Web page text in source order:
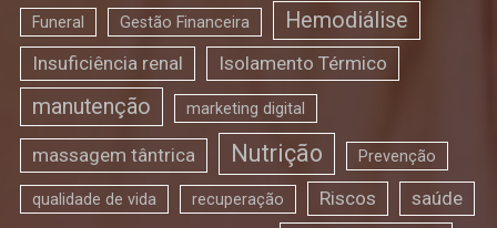
Funeral Gestão Financeira Hemodiálise
Insuficiência renal Isolamento Térmico
manutenção marketing digital
massagem tântrica Nutrição Prevenção
qualidade de vida recuperação Riscos saúde